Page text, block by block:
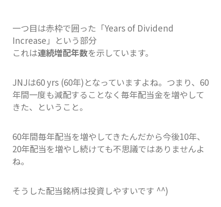
一つ目は赤枠で囲った「Years of Dividend
Increase」という部分
これは連続増配年数を示しています。
JNJは60 yrs (60年)となっていますよね。つまり、60
年間一度も減配することなく毎年配当金を増やして
きた、ということ。
60年間毎年配当を増やしてきたんだから今後10年、
20年配当を増やし続けても不思議ではありませんよ
ね。
そうした配当銘柄は投資しやすいです ^^)